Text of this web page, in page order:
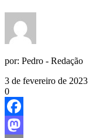
por: Pedro - Redação
3 de fevereiro de 2023
0
Facebook